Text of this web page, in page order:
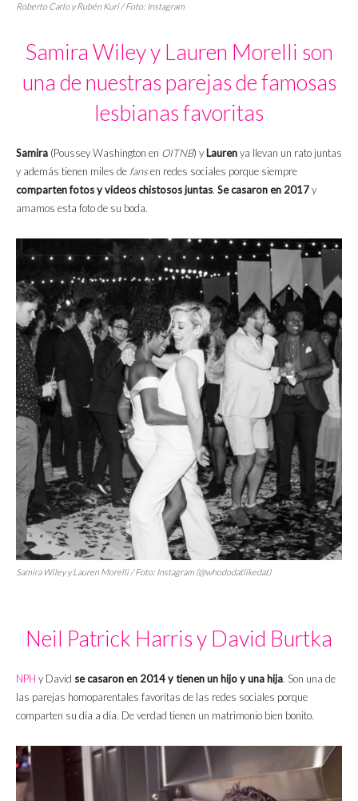
Roberto Carlo y Rubén Kuri / Foto: Instagram
Samira Wiley y Lauren Morelli son
una de nuestras parejas de famosas
lesbianas favoritas
Samira (Poussey Washington en OITNB) y Laurenya llevan un rato juntas
y además tienen miles de fansen redes sociales porque siempre
comparten fotos y videos chistosos juntas. Se casaron en 2017y
amamos esta foto de su boda.
Samira Wiley y Lauren Morelli / Foto: Instagram (@whododatlikedat)
Neil Patrick Harris y David Burtka
NPH y David se casaron en 2014 y tienen un hijo y una hija. Son una de
las parejas homoparentales favoritas de las redes sociales porque
comparten su día a día. De verdad tienen un matrimonio bien bonito.